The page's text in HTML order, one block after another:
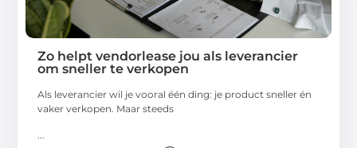
Zo helpt vendorlease jou als leverancier
om sneller te verkopen
Als leverancier wil je vooral één ding: je product sneller én
vaker verkopen. Maar steeds